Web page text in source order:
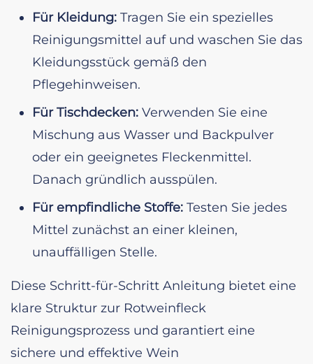
Für Kleidung: Tragen Sie ein spezielles
Reinigungsmittel auf und waschen Sie das
Kleidungsstück gemäß den
Pflegehinweisen.
Für Tischdecken: Verwenden Sie eine
Mischung aus Wasser und Backpulver
oder ein geeignetes Fleckenmittel.
Danach gründlich ausspülen.
Für empfindliche Stoffe: Testen Sie jedes
Mittel zunächst an einer kleinen,
unauffälligen Stelle.
Diese Schritt-für-Schritt Anleitung bietet eine
klare Struktur zur Rotweinfleck
Reinigungsprozess und garantiert eine
sichere und effektive Wein